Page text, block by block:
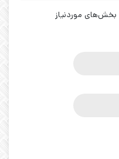
بخش‌های موردنیاز